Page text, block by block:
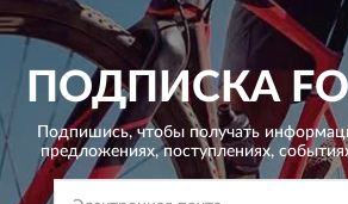
ПОДПИСКА
Подпишись, чтобы получать
предложениях,поступлениях,